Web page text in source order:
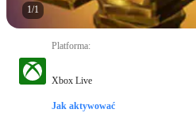
1/1
Platforma:
Xbox Live
Jak aktywować